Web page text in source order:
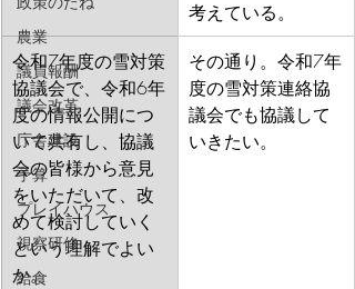
農業
議員報酬
議会改革
庁舎建設
予算
プレイハウス
視察研修
給食
考えている。
令和7年度の雪対策
協議会で、令和6年
度の情報公開につ
いて共有し、協議
会の皆様から意見
をいただいて、改
めて検討していく
という理解でよい
か。
その通り。令和7年
度の雪対策連絡協
議会でも協議して
いきたい。